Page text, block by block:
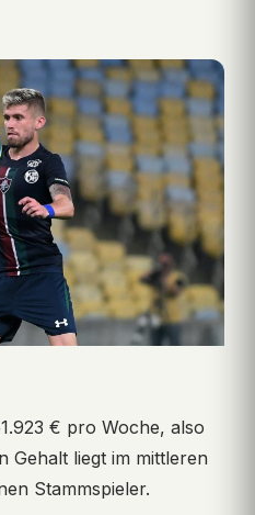
€ pro Woche, also
Gehalt liegt im mittleren
Stammspieler.